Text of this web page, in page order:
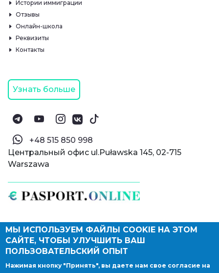
© Паспорт Онлайн 2019—2026
Политика конфиденциальности
Оферта и конфиденциальность:РФ
Правовые документы
Истории иммиграции
Отзывы
Онлайн-школа
Реквизиты
Контакты
Узнать больше
‪+48 515 850 998‬
Центральный офис ul.Puławska 145, 02-715
Warszawa
МЫ ИСПОЛЬЗУЕМ ФАЙЛЫ COOKIE НА ЭТОМ
САЙТЕ, ЧТОБЫ УЛУЧШИТЬ ВАШ
ПОЛЬЗОВАТЕЛЬСКИЙ ОПЫТ
Нажимая кнопку "Принять", вы даете нам свое согласие на